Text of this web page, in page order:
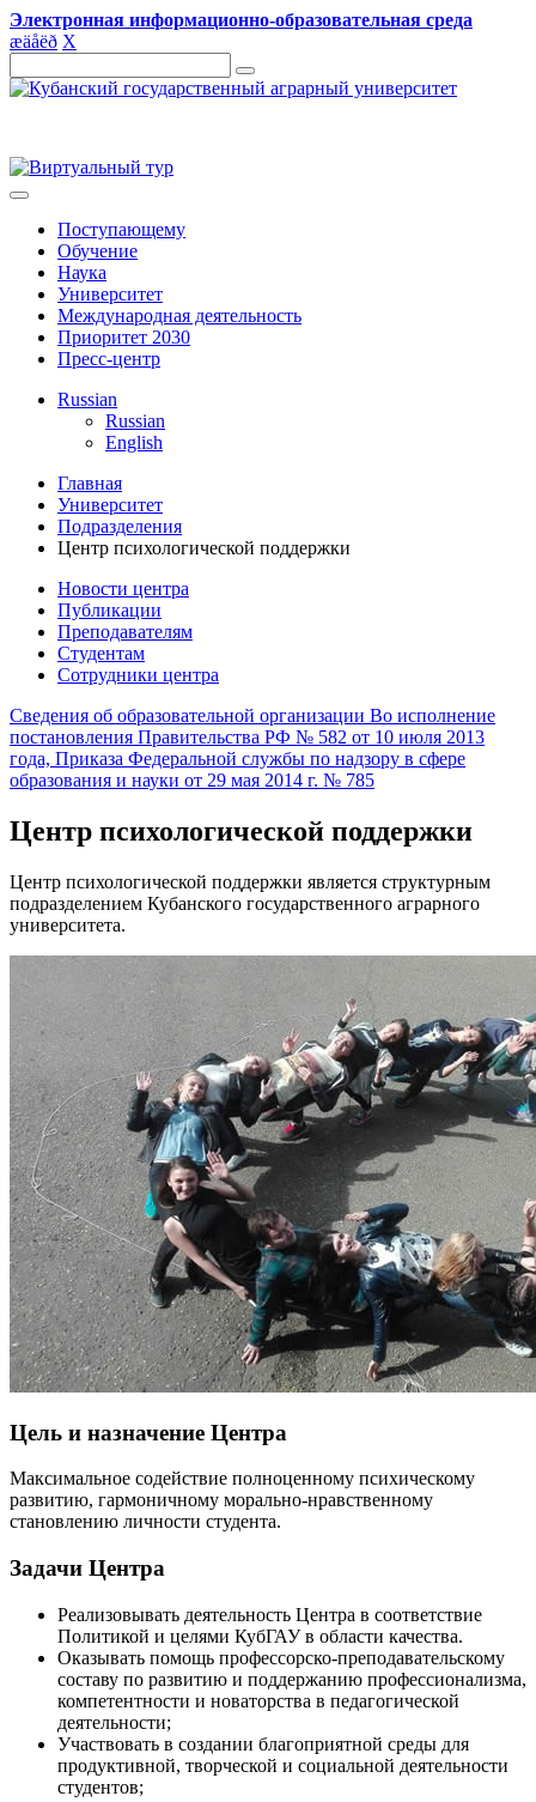
Электронная информационно-образовательная среда
æäåëð X
Поступающему
Обучение
Наука
Университет
Международная деятельность
Приоритет 2030
Пресс-центр
Russian
Russian
English
Главная
Университет
Подразделения
Центр психологической поддержки
Новости центра
Публикации
Преподавателям
Студентам
Сотрудники центра
Сведения об образовательной организации Во исполнение
постановления Правительства РФ № 582 от 10 июля 2013
года, Приказа Федеральной службы по надзору в сфере
образования и науки от 29 мая 2014 г. № 785
Центр психологической поддержки
Центр психологической поддержки является структурным
подразделением Кубанского государственного аграрного
университета.
Цель и назначение Центра
Максимальное содействие полноценному психическому
развитию, гармоничному морально-нравственному
становлению личности студента.
Задачи Центра
Реализовывать деятельность Центра в соответствие
Политикой и целями КубГАУ в области качества.
Оказывать помощь профессорско-преподавательскому
составу по развитию и поддержанию профессионализма,
компетентности и новаторства в педагогической
деятельности;
Участвовать в создании благоприятной среды для
продуктивной, творческой и социальной деятельности
студентов;